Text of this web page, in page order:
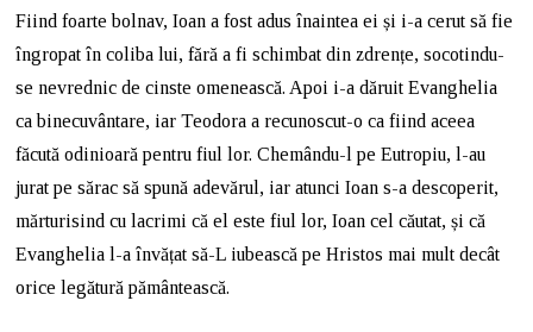
Fiind foarte bolnav, Ioan a fost adus înaintea ei și i-a cerut să fie
îngropat în coliba lui, fără a fi schimbat din zdrențe, socotindu-
se nevrednic de cinste omenească. Apoi i-a dăruit Evanghelia
ca binecuvântare, iar Teodora a recunoscut-o ca fiind aceea
făcută odinioară pentru fiul lor. Chemându-l pe Eutropiu, l-au
jurat pe sărac să spună adevărul, iar atunci Ioan s-a descoperit,
mărturisind cu lacrimi că el este fiul lor, Ioan cel căutat, și că
Evanghelia l-a învățat să-L iubească pe Hristos mai mult decât
orice legătură pământească.